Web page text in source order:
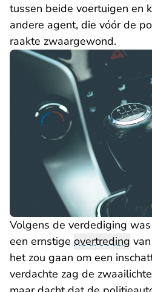
tussen beide voertuigen en
andere agent, die vóór de
raakte zwaargewond.
Volgens de verdediging
een ernstige overtreding
het zou gaan om een
verdachte zag de